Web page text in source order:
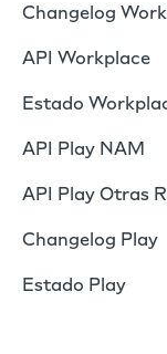
Changelog
API Workplace
Estado
API Play NAM
API Play Otras
Changelog Play
Estado Play